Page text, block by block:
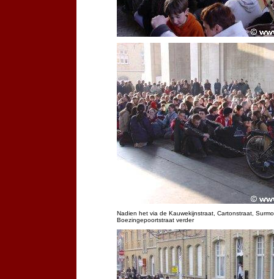
Nadien het via de Kauwekijnstraat, Cartonstraat,
Boezingepoortstraat verder